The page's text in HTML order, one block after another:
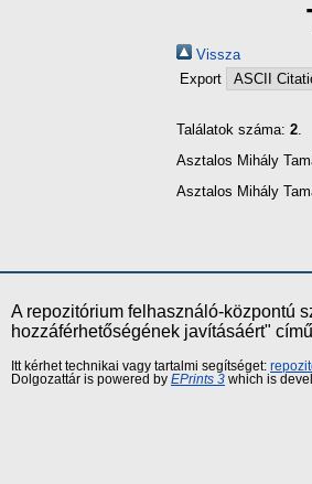
Vissza
Export
Találatok száma: 2.
Asztalos Mihály
Asztalos Mihály
A repozitórium felhasználó-központú
hozzáférhetőségének javításáért"
Itt kérhet technikai vagy tartalmi segítséget:
Dolgozattár is powered by EPrints 3 which is